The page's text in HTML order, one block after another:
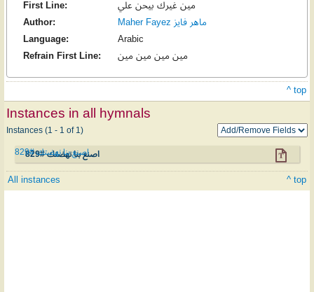
First Line:
مين غيرك بيحن علي
Author:
Maher Fayez ماهر فايز
Language:
Arabic
Refrain First Line:
مين مين مين مين
^ top
Instances in all hymnals
Instances (1 - 1 of 1)
اصنع بنا نهضتك #829
اصنع بنا نهضتك #829
All instances ^ top